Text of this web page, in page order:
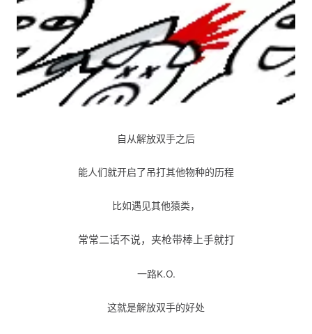
自从解放双手之后
能人们就开启了吊打其他物种的历程
比如遇见其他猿类，
常常二话不说，夹枪带棒上手就打
一路K.O.
这就是解放双手的好处